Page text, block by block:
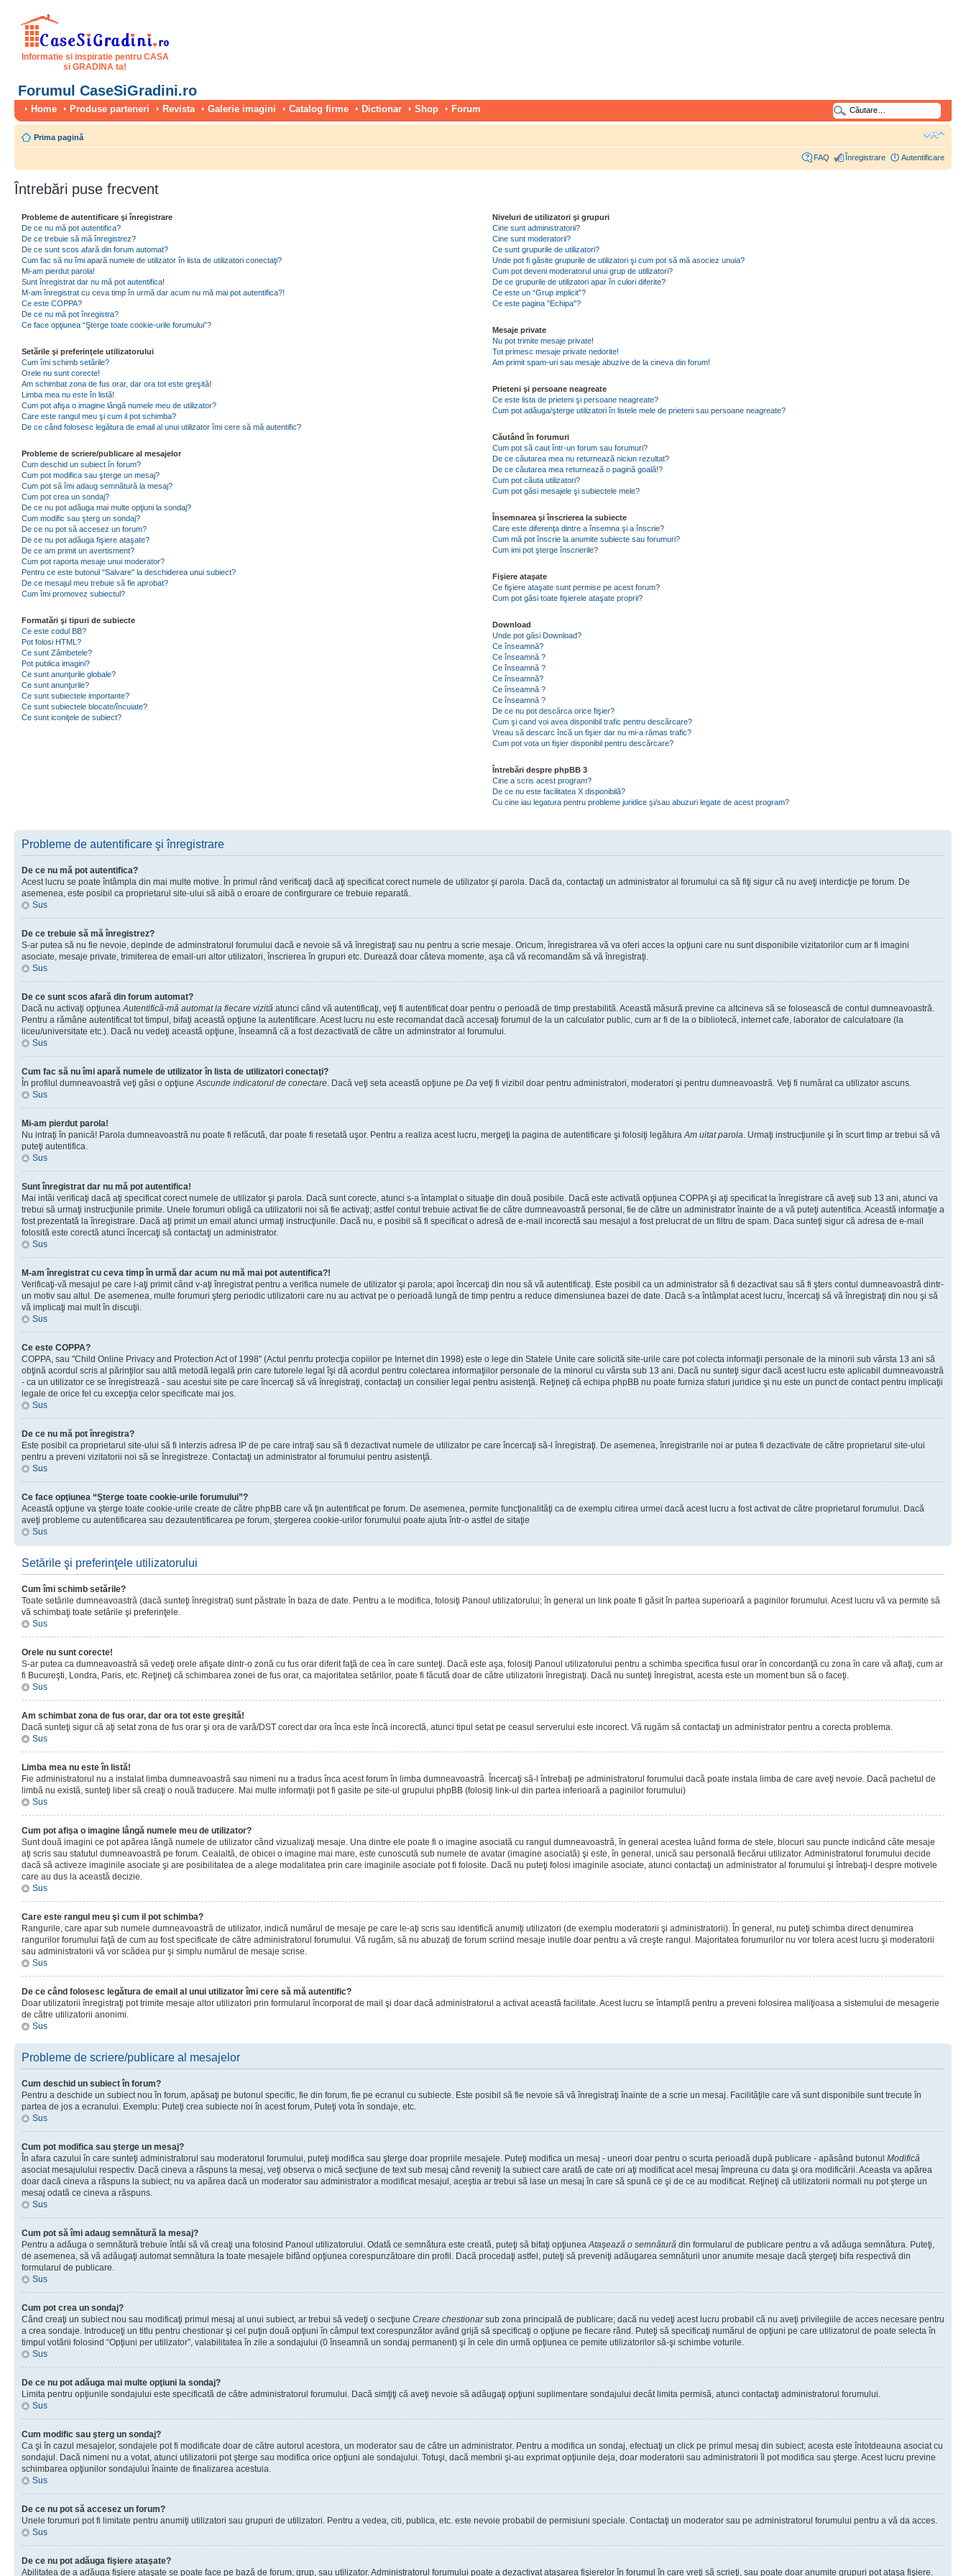
Informatie si inspiratie pentru CASA
si GRADINA ta!
Forumul CaseSiGradini.ro
Home Produse parteneri Revista Galerie imagini Catalog firme Dictionar Shop Forum
Prima pagină
FAQ Înregistrare Autentificare
Întrebări puse frecvent
Probleme de autentificare şi înregistrare
De ce nu mă pot autentifica?
De ce trebuie să mă înregistrez?
De ce sunt scos afară din forum automat?
Cum fac să nu îmi apară numele de utilizator în lista de utilizatori conectaţi?
Mi-am pierdut parola!
Sunt înregistrat dar nu mă pot autentifica!
M-am înregistrat cu ceva timp în urmă dar acum nu mă mai pot autentifica?!
Ce este COPPA?
De ce nu mă pot înregistra?
Ce face opţiunea “Şterge toate cookie-urile forumului”?
Setările şi preferinţele utilizatorului
Cum îmi schimb setările?
Orele nu sunt corecte!
Am schimbat zona de fus orar, dar ora tot este greşită!
Limba mea nu este în listă!
Cum pot afişa o imagine lângă numele meu de utilizator?
Care este rangul meu şi cum il pot schimba?
De ce când folosesc legătura de email al unui utilizator îmi cere să mă autentific?
Probleme de scriere/publicare al mesajelor
Cum deschid un subiect în forum?
Cum pot modifica sau şterge un mesaj?
Cum pot să îmi adaug semnătură la mesaj?
Cum pot crea un sondaj?
De ce nu pot adăuga mai multe opţiuni la sondaj?
Cum modific sau şterg un sondaj?
De ce nu pot să accesez un forum?
De ce nu pot adăuga fişiere ataşate?
De ce am primit un avertisment?
Cum pot raporta mesaje unui moderator?
Pentru ce este butonul "Salvare" la deschiderea unui subiect?
De ce mesajul meu trebuie să fie aprobat?
Cum îmi promovez subiectul?
Formatări şi tipuri de subiecte
Ce este codul BB?
Pot folosi HTML?
Ce sunt Zâmbetele?
Pot publica imagini?
Ce sunt anunţurile globale?
Ce sunt anunţurile?
Ce sunt subiectele importante?
Ce sunt subiectele blocate/încuiate?
Ce sunt iconiţele de subiect?
Niveluri de utilizatori şi grupuri
Cine sunt administratorii?
Cine sunt moderatorii?
Ce sunt grupurile de utilizatori?
Unde pot fi găsite grupurile de utilizatori şi cum pot să mă asociez unuia?
Cum pot deveni moderatorul unui grup de utilizatori?
De ce grupurile de utilizatori apar în culori diferite?
Ce este un “Grup implicit”?
Ce este pagina "Echipa"?
Mesaje private
Nu pot trimite mesaje private!
Tot primesc mesaje private nedorite!
Am primit spam-uri sau mesaje abuzive de la cineva din forum!
Prieteni şi persoane neagreate
Ce este lista de prieteni şi persoane neagreate?
Cum pot adăuga/şterge utilizatori în listele mele de prieteni sau persoane neagreate?
Căutând în forumuri
Cum pot să caut într-un forum sau forumuri?
De ce căutarea mea nu returnează niciun rezultat?
De ce căutarea mea returnează o pagină goală!?
Cum pot căuta utilizatori?
Cum pot găsi mesajele şi subiectele mele?
Însemnarea şi înscrierea la subiecte
Care este diferenţa dintre a însemna şi a înscrie?
Cum mă pot înscrie la anumite subiecte sau forumuri?
Cum imi pot şterge înscrierile?
Fişiere ataşate
Ce fişiere ataşate sunt permise pe acest forum?
Cum pot găsi toate fişierele ataşate proprii?
Download
Unde pot găsi Download?
Ce înseamnă?
Ce înseamnă ?
Ce înseamnă ?
Ce înseamnă?
Ce înseamnă ?
Ce înseamnă ?
De ce nu pot descărca orice fişier?
Cum şi cand voi avea disponibil trafic pentru descărcare?
Vreau să descarc încă un fişier dar nu mi-a rămas trafic?
Cum pot vota un fişier disponibil pentru descărcare?
Întrebări despre phpBB 3
Cine a scris acest program?
De ce nu este facilitatea X disponibilă?
Cu cine iau legatura pentru probleme juridice şi/sau abuzuri legate de acest program?
Probleme de autentificare şi înregistrare
De ce nu mă pot autentifica?
Acest lucru se poate întâmpla din mai multe motive. În primul rând verificaţi dacă aţi specificat corect numele de utilizator şi parola. Dacă da, contactaţi un administrator al forumului ca să fiţi sigur că nu aveţi interdicţie pe forum. De
asemenea, este posibil ca proprietarul site-ului să aibă o eroare de confirgurare ce trebuie reparată.
Sus
De ce trebuie să mă înregistrez?
S-ar putea să nu fie nevoie, depinde de adminstratorul forumului dacă e nevoie să vă înregistraţi sau nu pentru a scrie mesaje. Oricum, înregistrarea vă va oferi acces la opţiuni care nu sunt disponibile vizitatorilor cum ar fi imagini
asociate, mesaje private, trimiterea de email-uri altor utilizatori, înscrierea în grupuri etc. Durează doar câteva momente, aşa că vă recomandăm să vă înregistraţi.
Sus
De ce sunt scos afară din forum automat?
Dacă nu activaţi opţiuneaAutentifică-mă automat la fiecare vizită atunci când vă autentificaţi, veţi fi autentificat doar pentru o perioadă de timp prestabilită. Această măsură previne ca altcineva să se folosească de contul dumneavoastră.
Pentru a rămâne autentificat tot timpul, bifaţi această opţiune la autentificare. Acest lucru nu este recomandat dacă accesaţi forumul de la un calculator public, cum ar fi de la o bibliotecă, internet cafe, laborator de calculatoare (la
liceu/universitate etc.). Dacă nu vedeţi această opţiune, înseamnă că a fost dezactivată de către un adminstrator al forumului.
Sus
Cum fac să nu îmi apară numele de utilizator în lista de utilizatori conectaţi?
În profilul dumneavoastră veţi găsi o opţiuneAscunde indicatorul de conectare. Dacă veţi seta această opţiune pe Da veţi fi vizibil doar pentru administratori, moderatori şi pentru dumneavoastră. Veţi fi numărat ca utilizator ascuns.
Sus
Mi-am pierdut parola!
Nu intraţi în panică! Parola dumneavoastră nu poate fi refăcută, dar poate fi resetată uşor. Pentru a realiza acest lucru, mergeţi la pagina de autentificare şi folosiţi legăturaAm uitat parola. Urmaţi instrucţiunile şi în scurt timp ar trebui să vă
puteţi autentifica.
Sus
Sunt înregistrat dar nu mă pot autentifica!
Mai intâi verificaţi dacă aţi specificat corect numele de utilizator şi parola. Dacă sunt corecte, atunci s-a întamplat o situaţie din două posibile. Dacă este activată opţiunea COPPA şi aţi specificat la înregistrare că aveţi sub 13 ani, atunci va
trebui să urmaţi instrucţiunile primite. Unele forumuri obligă ca utilizatorii noi să fie activaţi; astfel contul trebuie activat fie de către dumneavoastră personal, fie de către un administrator înainte de a vă puteţi autentifica. Această informaţie a
fost prezentată la înregistrare. Dacă aţi primit un email atunci urmaţi instrucţiunile. Dacă nu, e posibil să fi specificat o adresă de e-mail incorectă sau mesajul a fost prelucrat de un filtru de spam. Daca sunteţi sigur că adresa de e-mail
folosită este corectă atunci încercaţi să contactaţi un administrator.
Sus
M-am înregistrat cu ceva timp în urmă dar acum nu mă mai pot autentifica?!
Verificaţi-vă mesajul pe care l-aţi primit când v-aţi înregistrat pentru a verifica numele de utilizator şi parola; apoi încercaţi din nou să vă autentificaţi. Este posibil ca un administrator să fi dezactivat sau să fi şters contul dumneavoastră dintr-
un motiv sau altul. De asemenea, multe forumuri şterg periodic utilizatorii care nu au activat pe o perioadă lungă de timp pentru a reduce dimensiunea bazei de date. Dacă s-a întâmplat acest lucru, încercaţi să vă înregistraţi din nou şi să
vă implicaţi mai mult în discuţii.
Sus
Ce este COPPA?
COPPA, sau "Child Online Privacy and Protection Act of 1998" (Actul penrtu protecţia copiilor pe Internet din 1998) este o lege din Statele Unite care solicită site-urile care pot colecta informaţii personale de la minorii sub vârsta 13 ani să
obţină acordul scris al părinţilor sau altă metodă legală prin care tutorele legal îşi dă acordul pentru colectarea informaţiilor personale de la minorul cu vârsta sub 13 ani. Dacă nu sunteţi sigur dacă acest lucru este aplicabil dumneavoastră
- ca un utilizator ce se înregistrează - sau acestui site pe care încercaţi să vă înregistraţi, contactaţi un consilier legal pentru asistenţă. Reţineţi că echipa phpBB nu poate furniza sfaturi juridice şi nu este un punct de contact pentru implicaţii
legale de orice fel cu excepţia celor specificate mai jos.
Sus
De ce nu mă pot înregistra?
Este posibil ca proprietarul site-ului să fi interzis adresa IP de pe care intraţi sau să fi dezactivat numele de utilizator pe care încercaţi să-l înregistraţi. De asemenea, înregistrarile noi ar putea fi dezactivate de către proprietarul site-ului
pentru a preveni vizitatorii noi să se înregistreze. Contactaţi un administrator al forumului pentru asistenţă.
Sus
Ce face opţiunea “Şterge toate cookie-urile forumului”?
Această opţiune va şterge toate cookie-urile create de către phpBB care vă ţin autentificat pe forum. De asemenea, permite funcţionalităţi ca de exemplu citirea urmei dacă acest lucru a fost activat de către proprietarul forumului. Dacă
aveţi probleme cu autentificarea sau dezautentificarea pe forum, ştergerea cookie-urilor forumului poate ajuta într-o astfel de sitaţie
Sus
Setările şi preferinţele utilizatorului
Cum îmi schimb setările?
Toate setările dumneavoastră (dacă sunteţi înregistrat) sunt păstrate în baza de date. Pentru a le modifica, folosiţi Panoul utilizatorului; în general un link poate fi găsit în partea superioară a paginilor forumului. Acest lucru vă va permite să
vă schimbaţi toate setările şi preferinţele.
Sus
Orele nu sunt corecte!
S-ar putea ca dumneavoastră să vedeţi orele afişate dintr-o zonă cu fus orar diferit faţă de cea în care sunteţi. Dacă este aşa, folosiţi Panoul utilizatorului pentru a schimba specifica fusul orar în concordanţă cu zona în care vă aflaţi, cum ar
fi Bucureşti, Londra, Paris, etc. Reţineţi că schimbarea zonei de fus orar, ca majoritatea setărilor, poate fi făcută doar de către utilizatorii înregistraţi. Dacă nu sunteţi înregistrat, acesta este un moment bun să o faceţi.
Sus
Am schimbat zona de fus orar, dar ora tot este greşită!
Dacă sunteţi sigur că aţi setat zona de fus orar şi ora de vară/DST corect dar ora înca este încă incorectă, atunci tipul setat pe ceasul serverului este incorect. Vă rugăm să contactaţi un administrator pentru a corecta problema.
Sus
Limba mea nu este în listă!
Fie administratorul nu a instalat limba dumneavoastră sau nimeni nu a tradus înca acest forum în limba dumneavoastră. Încercaţi să-l întrebaţi pe administratorul forumului dacă poate instala limba de care aveţi nevoie. Dacă pachetul de
limbă nu există, sunteţi liber să creaţi o nouă traducere. Mai multe informaţii pot fi gasite pe site-ul grupului phpBB (folosiţi link-ul din partea inferioară a paginilor forumului)
Sus
Cum pot afişa o imagine lângă numele meu de utilizator?
Sunt două imagini ce pot apărea lângă numele de utilizator când vizualizaţi mesaje. Una dintre ele poate fi o imagine asociată cu rangul dumneavoastră, în general acestea luând forma de stele, blocuri sau puncte indicând câte mesaje
aţi scris sau statutul dumneavoastră pe forum. Cealaltă, de obicei o imagine mai mare, este cunoscută sub numele de avatar (imagine asociată) şi este, în general, unică sau personală fiecărui utilizator. Administratorul forumului decide
dacă să activeze imaginile asociate şi are posibilitatea de a alege modalitatea prin care imaginile asociate pot fi folosite. Dacă nu puteţi folosi imaginile asociate, atunci contactaţi un administrator al forumului şi întrebaţi-l despre motivele
care au dus la această decizie.
Sus
Care este rangul meu şi cum il pot schimba?
Rangurile, care apar sub numele dumneavoastră de utilizator, indică numărul de mesaje pe care le-aţi scris sau identifică anumiţi utilizatori (de exemplu moderatorii şi administratorii). În general, nu puteţi schimba direct denumirea
rangurilor forumului faţă de cum au fost specificate de către administratorul forumului. Vă rugăm, să nu abuzaţi de forum scriind mesaje inutile doar pentru a vă creşte rangul. Majoritatea forumurilor nu vor tolera acest lucru şi moderatorii
sau administratorii vă vor scădea pur şi simplu numărul de mesaje scrise.
Sus
De ce când folosesc legătura de email al unui utilizator îmi cere să mă autentific?
Doar utilizatorii înregistraţi pot trimite mesaje altor utilizatori prin formularul încorporat de mail şi doar dacă administratorul a activat această facilitate. Acest lucru se întamplă pentru a preveni folosirea maliţioasa a sistemului de mesagerie
de către utilizatorii anonimi.
Sus
Probleme de scriere/publicare al mesajelor
Cum deschid un subiect în forum?
Pentru a deschide un subiect nou în forum, apăsaţi pe butonul specific, fie din forum, fie pe ecranul cu subiecte. Este posibil să fie nevoie să vă înregistraţi înainte de a scrie un mesaj. Facilităţile care vă sunt disponibile sunt trecute în
partea de jos a ecranului. Exemplu: Puteţi crea subiecte noi în acest forum, Puteţi vota în sondaje, etc.
Sus
Cum pot modifica sau şterge un mesaj?
În afara cazului în care sunteţi administratorul sau moderatorul forumului, puteţi modifica sau şterge doar propriile mesajele. Puteţi modifica un mesaj - uneori doar pentru o scurta perioadă după publicare - apăsând butonul Modifică
asociat mesajulului respectiv. Dacă cineva a răspuns la mesaj, veţi observa o mică secţiune de text sub mesaj când reveniţi la subiect care arată de cate ori aţi modificat acel mesaj împreuna cu data şi ora modificării. Aceasta va apărea
doar dacă cineva a răspuns la subiect; nu va apărea dacă un moderator sau administrator a modificat mesajul, aceştia ar trebui să lase un mesaj în care să spună ce şi de ce au modificat. Reţineţi că utilizatorii normali nu pot şterge un
mesaj odată ce cineva a răspuns.
Sus
Cum pot să îmi adaug semnătură la mesaj?
Pentru a adăuga o semnătură trebuie întâi să vă creaţi una folosind Panoul utilizatorului. Odată ce semnătura este creată, puteţi să bifaţi opţiuneaAtaşează o semnătură din formularul de publicare pentru a vă adăuga semnătura. Puteţi,
de asemenea, să vă adăugaţi automat semnătura la toate mesajele bifând opţiunea corespunzătoare din profil. Dacă procedaţi astfel, puteţi să preveniţi adăugarea semnăturii unor anumite mesaje dacă ştergeţi bifa respectivă din
formularul de publicare.
Sus
Cum pot crea un sondaj?
Când creaţi un subiect nou sau modificaţi primul mesaj al unui subiect, ar trebui să vedeţi o secţiune Creare chestionarsub zona principală de publicare; dacă nu vedeţi acest lucru probabil că nu aveţi privilegiile de acces necesare pentru
a crea sondaje. Introduceţi un titlu pentru chestionar şi cel puţin două opţiuni în câmpul text corespunzător având grijă să specificaţi o opţiune pe fiecare rând. Puteţi să specificaţi numărul de opţiuni pe care utilizatorul de poate selecta în
timpul votării folosind “Opţiuni per utilizator”, valabilitatea în zile a sondajului (0 înseamnă un sondaj permanent) şi în cele din urmă opţiunea ce pemite utilizatorilor să-şi schimbe voturile.
Sus
De ce nu pot adăuga mai multe opţiuni la sondaj?
Limita pentru opţiunile sondajului este specificată de către administratorul forumului. Dacă simţiţi că aveţi nevoie să adăugaţi opţiuni suplimentare sondajului decât limita permisă, atunci contactaţi administratorul forumului.
Sus
Cum modific sau şterg un sondaj?
Ca şi în cazul mesajelor, sondajele pot fi modificate doar de către autorul acestora, un moderator sau de către un administrator. Pentru a modifica un sondaj, efectuaţi un click pe primul mesaj din subiect; acesta este întotdeauna asociat cu
sondajul. Dacă nimeni nu a votat, atunci utilizatorii pot şterge sau modifica orice opţiuni ale sondajului. Totuşi, dacă membrii şi-au exprimat opţiunile deja, doar moderatorii sau administratorii îl pot modifica sau şterge. Acest lucru previne
schimbarea opţiunilor sondajului înainte de finalizarea acestuia.
Sus
De ce nu pot să accesez un forum?
Unele forumuri pot fi limitate pentru anumiţi utilizatori sau grupuri de utilizatori. Pentru a vedea, citi, publica, etc. este nevoie probabil de permisiuni speciale. Contactaţi un moderator sau pe administratorul forumului pentru a vă da acces.
Sus
De ce nu pot adăuga fişiere ataşate?
Abilitatea de a adăuga fişiere ataşate se poate face pe bază de forum, grup, sau utilizator. Administratorul forumului poate a dezactivat ataşarea fişierelor în forumul în care vreţi să scrieţi, sau poate doar anumite grupuri pot ataşa fişiere.